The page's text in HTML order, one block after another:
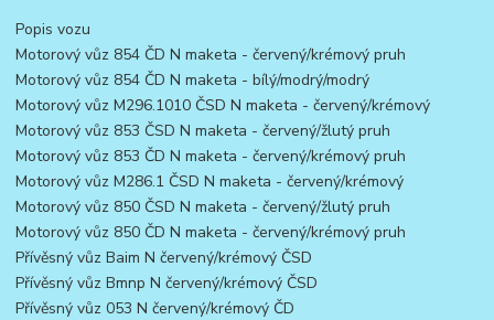
Popis vozu
Motorový vůz 854 ČD N maketa - červený/krémový pruh
Motorový vůz 854 ČD N maketa - bílý/modrý/modrý
Motorový vůz M296.1010 ČSD N maketa - červený/krémový
Motorový vůz 853 ČSD N maketa - červený/žlutý pruh
Motorový vůz 853 ČD N maketa - červený/krémový pruh
Motorový vůz M286.1 ČSD N maketa - červený/krémový
Motorový vůz 850 ČSD N maketa - červený/žlutý pruh
Motorový vůz 850 ČD N maketa - červený/krémový pruh
Přívěsný vůz Baim N červený/krémový ČSD
Přívěsný vůz Bmnp N červený/krémový ČSD
Přívěsný vůz 053 N červený/krémový ČD